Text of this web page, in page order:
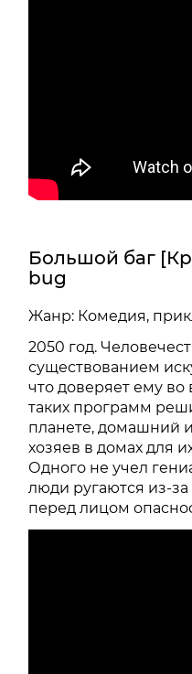
Большой баг
bug
Жанр: Комедия,
2050 год.
существованием
что доверяет ему во
таких программ
планете, домашний
хозяев в домах для
Одного не учел
люди ругаются из-
перед лицом